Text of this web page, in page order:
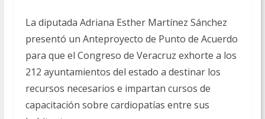
La diputada Adriana Esther Martínez Sánchez
presentó un Anteproyecto de Punto de Acuerdo
para que el Congreso de Veracruz exhorte a los
212 ayuntamientos del estado a destinar los
recursos necesarios e impartan cursos de
capacitación sobre cardiopatías entre sus